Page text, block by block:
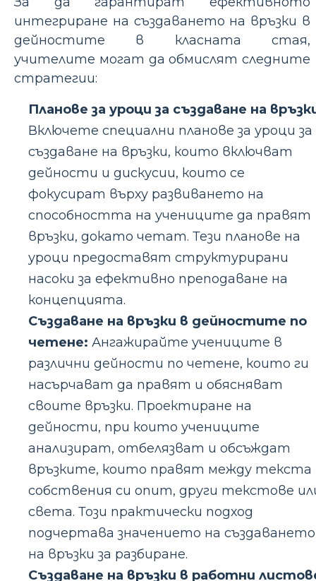
интегриране на създаването на връзки в
дейностите в класната стая,
учителите могат да обмислят следните
стратегии:
Планове за уроци за създаване на
Включете специални планове за уроци за
създаване на връзки, които включват
дейности и дискусии, които се
фокусират върху развиването на
способността на учениците да правят
връзки, докато четат. Тези планове на
уроци предоставят структурирани
насоки за ефективно преподаване на
концепцията.
Създаване на връзки в дейностите по
четене: Ангажирайте учениците в
различни дейности по четене, които ги
насърчават да правят и обясняват
своите връзки. Проектиране на
дейности, при които учениците
анализират, отбелязват и обсъждат
връзките, които правят между текста
собствения си опит, други текстове
света. Този практически подход
подчертава значението на създаването
на връзки за разбиране.
Създаване на връзки в работни